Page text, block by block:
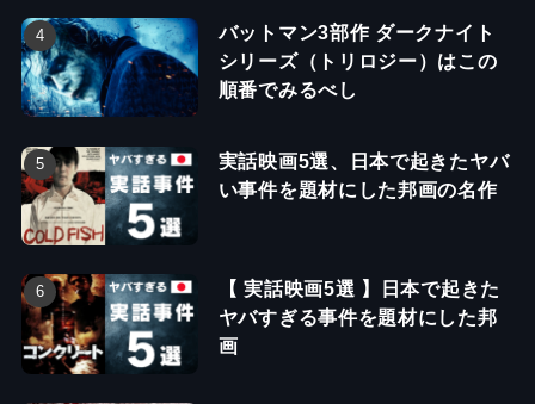
バットマン3部作 ダークナイト
シリーズ（トリロジー）はこの
順番でみるべし
実話映画5選、日本で起きたヤバ
い事件を題材にした邦画の名作
【 実話映画5選 】日本で起きた
ヤバすぎる事件を題材にした邦
画